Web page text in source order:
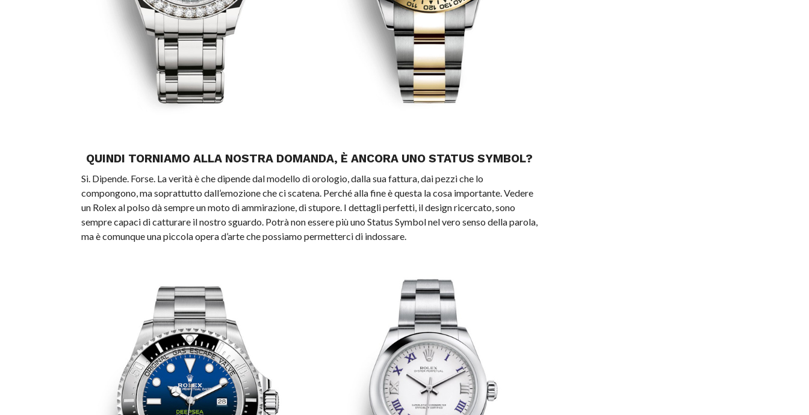
QUINDI TORNIAMO ALLA NOSTRA DOMANDA, È ANCORA UNO STATUS SYMBOL?
Si. Dipende. Forse. La verità è che dipende dal modello di orologio, dalla sua fattura, dai pezzi che lo
compongono, ma soprattutto dall’emozione che ci scatena. Perché alla fine è questa la cosa importante. Vedere
un Rolex al polso dà sempre un moto di ammirazione, di stupore. I dettagli perfetti, il design ricercato, sono
sempre capaci di catturare il nostro sguardo. Potrà non essere più uno Status Symbol nel vero senso della parola,
ma è comunque una piccola opera d’arte che possiamo permetterci di indossare.